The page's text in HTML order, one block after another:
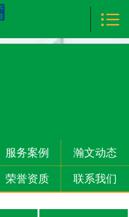
产品中心
合作伙伴
走进瀚文

服务案例 瀚文动态
荣誉资质 联系我们